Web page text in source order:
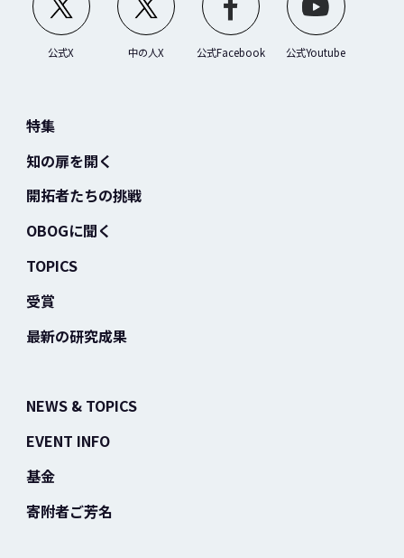
公式X 中の人X 公式Facebook 公式Youtube
特集
知の扉を開く
開拓者たちの挑戦
OBOGに聞く
TOPICS
受賞
最新の研究成果
NEWS & TOPICS
EVENT INFO
基金
寄附者ご芳名